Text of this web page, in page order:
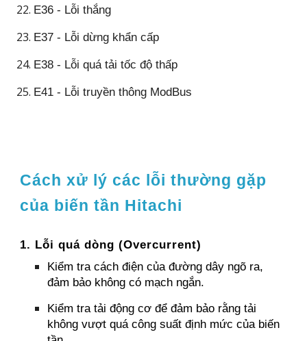
E36 - Lỗi thắng
E37 - Lỗi dừng khẩn cấp
E38 - Lỗi quá tải tốc độ thấp
E41 - Lỗi truyền thông ModBus
Cách xử lý các lỗi thường gặp
của biến tần Hitachi
1. Lỗi quá dòng (Overcurrent)
Kiểm tra cách điện của đường dây ngõ ra,
đảm bảo không có mạch ngắn.
Kiểm tra tải động cơ để đảm bảo rằng tải
không vượt quá công suất định mức của biến